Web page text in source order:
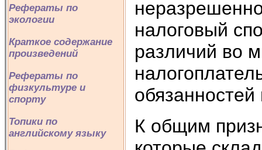
Рефераты по
экологии
Краткое содержание
произведений
Рефераты по
физкультуре и
спорту
Топики по
английскому языку
налоговый
различий во
обязанностей
К общим